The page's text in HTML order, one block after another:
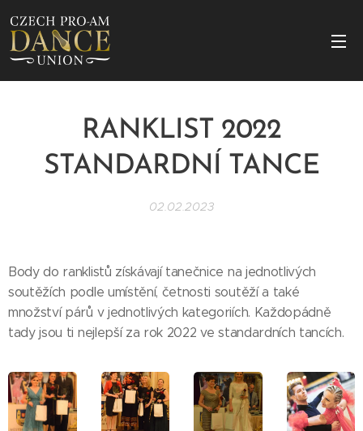
RANKLIST 2022
STANDARDNÍ TANCE
02.02.2023
Body do ranklistů získávají tanečnice na jednotlivých
soutěžích podle umístění, četnosti soutěží a také
množství párů v jednotlivých kategoriích. Každopádně
tady jsou ti nejlepší za rok 2022 ve standardních tancích.